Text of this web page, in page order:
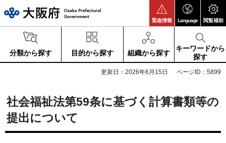
緊急情報 Language 閲覧補助
分類から探す 目的から探す 組織から探す
キーワードから
探す
更新日：2026年6月15日 ページID：5899
社会福祉法第59条に基づく計算書類等の
提出について